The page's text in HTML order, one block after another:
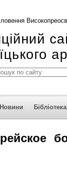
Новини Бібліотека